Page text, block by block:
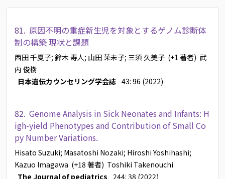
81. 原因不明の重症新生児を対象とするゲノム診断体
制の構築 現状と課題
西田 千夏子; 鈴木 寿人; 山田 茉未子; 三須 久美子 (+1 著者) 武
内 俊樹
日本遺伝カウンセリング学会誌 43: 96 (2022)
82. Genome Analysis in Sick Neonates and Infants: H
igh-yield Phenotypes and Contribution of Small Co
py Number Variations.
Hisato Suzuki; Masatoshi Nozaki; Hiroshi Yoshihashi;
Kazuo Imagawa (+18 著者) Toshiki Takenouchi
The Journal of pediatrics 244: 38 (2022)